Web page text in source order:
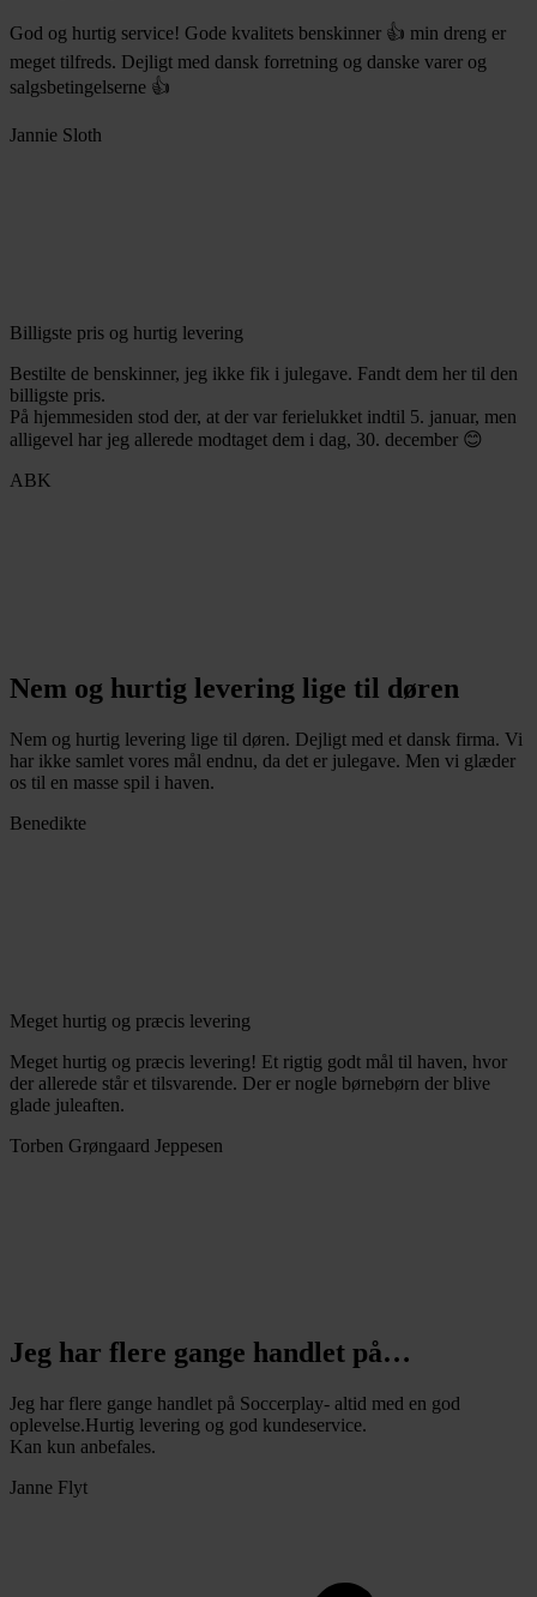
God og hurtig service! Gode kvalitets benskinner 👍 min dreng er
meget tilfreds. Dejligt med dansk forretning og danske varer og
salgsbetingelserne 👍
Jannie Sloth
Billigste pris og hurtig levering
Bestilte de benskinner, jeg ikke fik i julegave. Fandt dem her til den
billigste pris.
På hjemmesiden stod der, at der var ferielukket indtil 5. januar, men
alligevel har jeg allerede modtaget dem i dag, 30. december 😊
ABK
Nem og hurtig levering lige til døren
Nem og hurtig levering lige til døren. Dejligt med et dansk firma. Vi
har ikke samlet vores mål endnu, da det er julegave. Men vi glæder
os til en masse spil i haven.
Benedikte
Meget hurtig og præcis levering
Meget hurtig og præcis levering! Et rigtig godt mål til haven, hvor
der allerede står et tilsvarende. Der er nogle børnebørn der blive
glade juleaften.
Torben Grøngaard Jeppesen
Jeg har flere gange handlet på…
Jeg har flere gange handlet på Soccerplay- altid med en god
oplevelse.Hurtig levering og god kundeservice.
Kan kun anbefales.
Janne Flyt